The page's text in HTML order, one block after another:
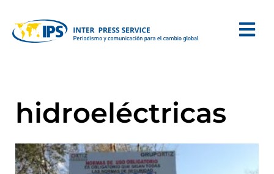
hidroeléctricas